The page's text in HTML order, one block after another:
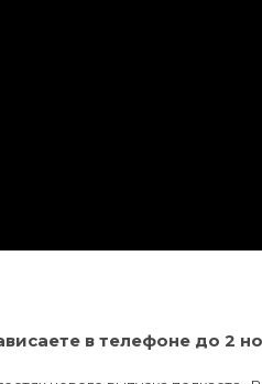
в телефоне до 2